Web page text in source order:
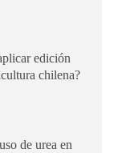
edición
chilena?
de urea en